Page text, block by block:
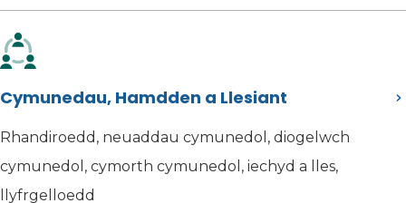
Cymunedau, Hamdden a Llesiant
Rhandiroedd, neuaddau cymunedol, diogelwch
cymunedol, cymorth cymunedol, iechyd a lles,
llyfrgelloedd